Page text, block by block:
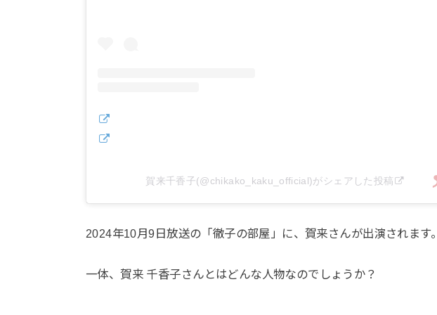
賀来千香子(@chikako_kaku_official)がシェアした投稿
2024年10月9日放送の「徹子の部屋」に、賀来さんが出演されます。
一体、賀来 千香子さんとはどんな人物なのでしょうか？